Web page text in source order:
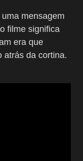
mensagem
filme significa
era que
atrás da cortina.